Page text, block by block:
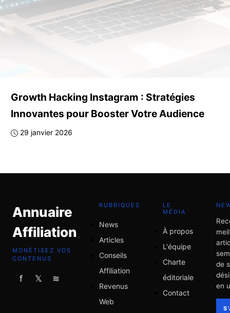
Growth Hacking Instagram : Stratégies
Innovantes pour Booster Votre Audience
29 janvier 2026
Annuaire
Affiliation
MONÉTISEZ VOS
CONTENUS
f 𝕏 ≋
RUBRIQUES
News
Articles
Conseils
Affiliation
Revenus
Web
LE
MÉDIA
À propos
L'équipe
Charte
éditoriale
Contact
de
en